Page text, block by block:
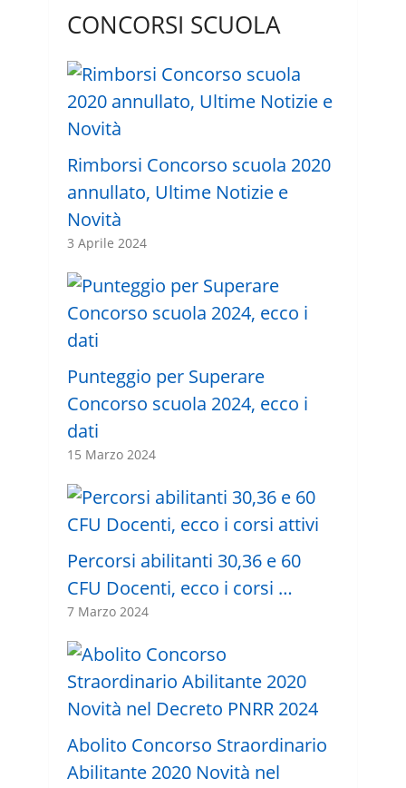
CONCORSI SCUOLA
Rimborsi Concorso scuola 2020
annullato, Ultime Notizie e
Novità
3 Aprile 2024
Punteggio per Superare
Concorso scuola 2024, ecco i
dati
15 Marzo 2024
Percorsi abilitanti 30,36 e 60
CFU Docenti, ecco i corsi …
7 Marzo 2024
Abolito Concorso Straordinario
Abilitante 2020 Novità nel